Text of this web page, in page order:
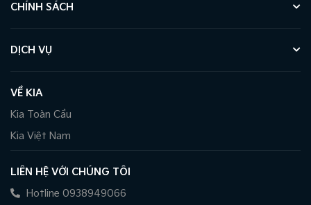
CHÍNH SÁCH
DỊCH VỤ
VỀ KIA
Kia Toàn Cầu
Kia Việt Nam
LIÊN HỆ VỚI CHÚNG TÔI
Hotline 0938949066